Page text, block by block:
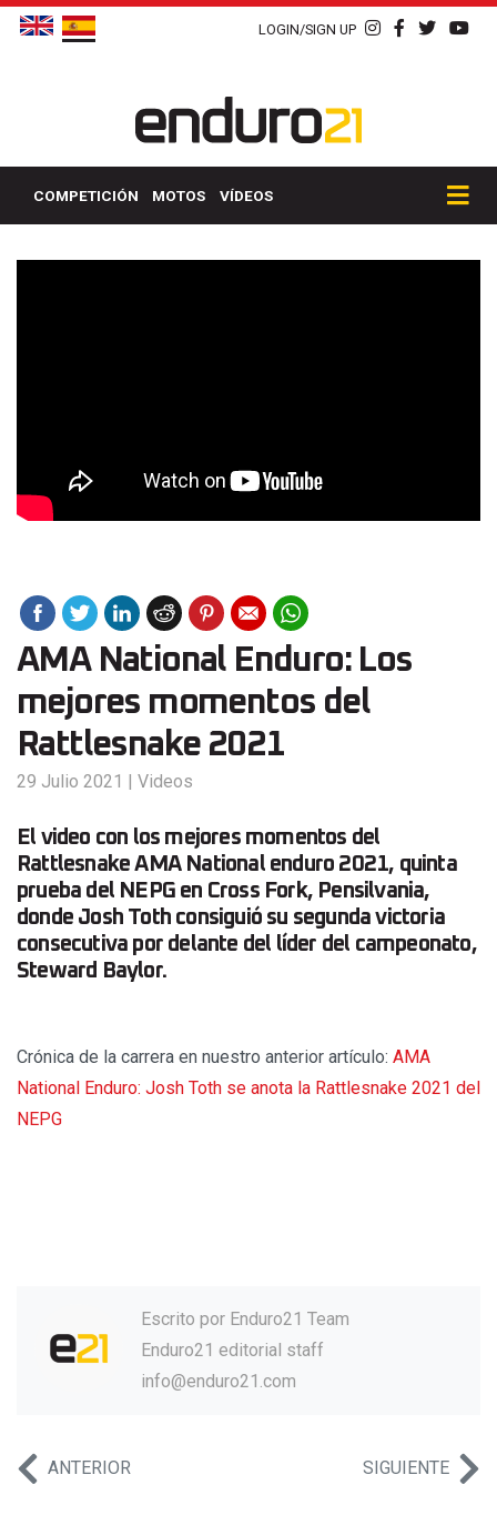
LOGIN/SIGN UP
COMPETICIÓN MOTOS VÍDEOS
AMA National Enduro: Los
mejores momentos del
Rattlesnake 2021
29 Julio 2021 | Videos
El video con los mejores momentos del
Rattlesnake AMA National enduro 2021, quinta
prueba del NEPG en Cross Fork, Pensilvania,
donde Josh Toth consiguió su segunda victoria
consecutiva por delante del líder del campeonato,
Steward Baylor.
Crónica de la carrera en nuestro anterior artículo: AMA
National Enduro: Josh Toth se anota la Rattlesnake 2021 del
NEPG
Escrito por Enduro21 Team
Enduro21 editorial staff
info@enduro21.com
ANTERIOR SIGUIENTE